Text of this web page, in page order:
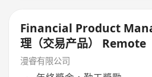
Financial Product
理（交易产品） Remote
漫睿有限公司